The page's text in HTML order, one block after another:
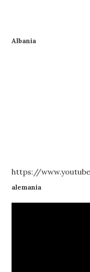
Albania
https://
alemania